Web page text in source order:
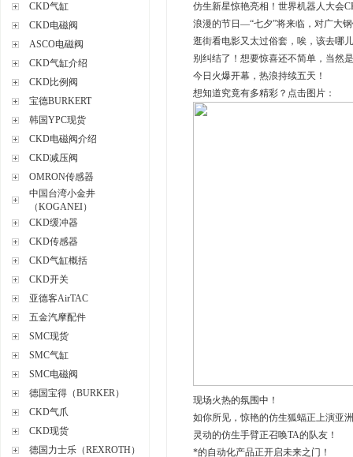
CKD气缸
CKD电磁阀
ASCO电磁阀
CKD气缸介绍
CKD比例阀
宝德BURKERT
韩国YPC现货
CKD电磁阀介绍
CKD减压阀
OMRON传感器
中国台湾小金井
（KOGANEI）
CKD缓冲器
CKD传感器
CKD气缸概括
CKD开关
亚德客AirTAC
五金汽摩配件
SMC现货
SMC气缸
SMC电磁阀
德国宝得（BURKER）
CKD气爪
CKD现货
德国力士乐（REXROTH）
仿生新星惊艳亮相！世界机器人大会
浪漫的节日—“七夕”将来临，对广大
逛街看电影又太过俗套，唉，该去哪
别纠结了！想要惊喜还不简单，当然
今日火爆开幕，热浪持续五天！
想知道究竟有多精彩？点击图片：
现场火热的氛围中！
如你所见，惊艳的仿生狐蝠正上演亚
灵动的仿生手臂正召唤TA的队友！
*的自动化产品正开启未来之门！